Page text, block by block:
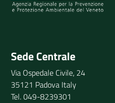
Sede Centrale
Via Ospedale Civile, 24
35121 Padova Italy
Tel. 049-8239301